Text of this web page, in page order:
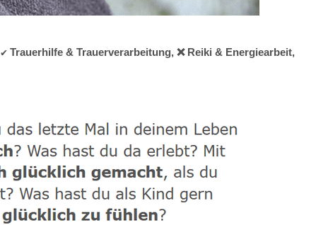
& Trauerverarbeitung, ❌ Reiki & Energiearbeit,